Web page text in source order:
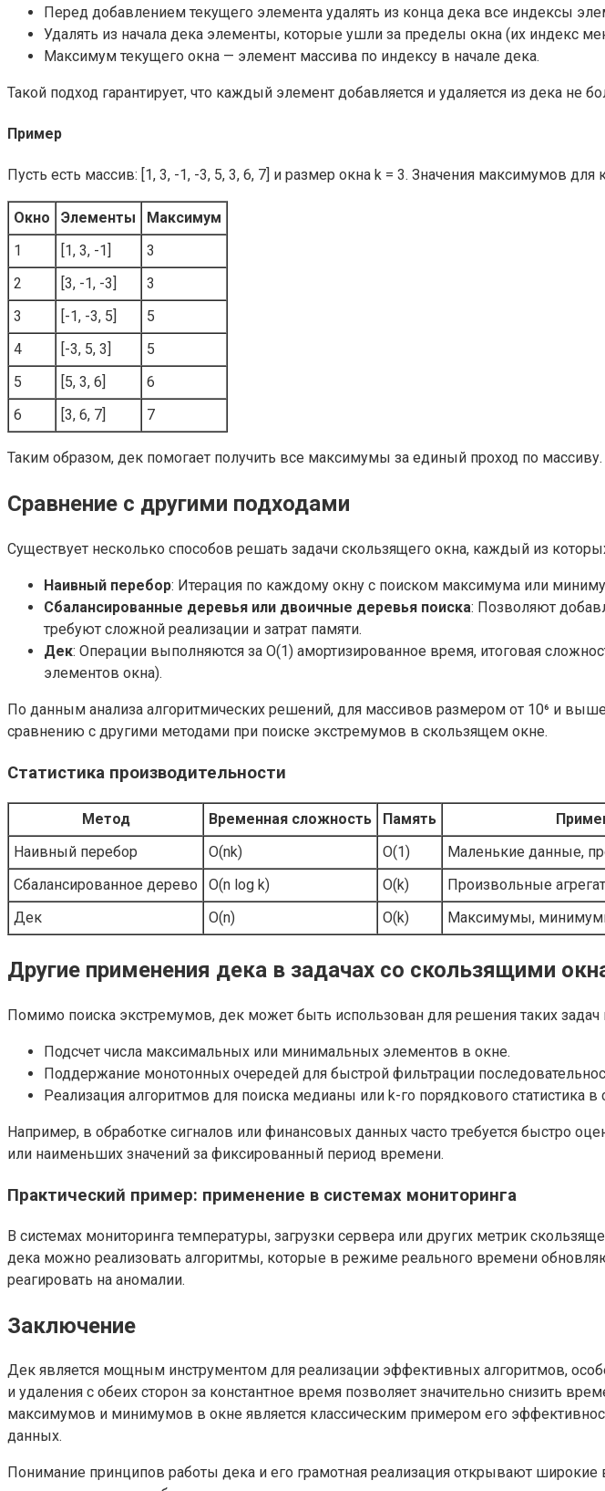
Перед добавлением текущего элемента удалять из конца дека все индексы
Удалять из начала дека элементы, которые ушли за пределы окна (их индекс
Максимум текущего окна — элемент массива по индексу в начале дека.
Такой подход гарантирует, что каждый элемент добавляется и удаляется из дека не
Пример
Пусть есть массив: [1, 3, -1, -3, 5, 3, 6, 7] и размер окна k = 3. Значения максимумов
Окно Элементы
Максимум
1
[1, 3, -1]
3
2
[3, -1, -3]
3
3
[-1, -3, 5]
5
4
[-3, 5, 3]
5
5
[5, 3, 6]
6
6
[3, 6, 7] 7
Таким образом, дек помогает получить все максимумы за единый проход по массиву.
Сравнение с другими подходами
Существует несколько способов решать задачи скользящего окна, каждый из
Наивный перебор: Итерация по каждому окну с поиском максимума или
Сбалансированные деревья или двоичные деревья поиска: Позволяют
требуют сложной реализации и затрат памяти.
Дек: Операции выполняются за O(1) амортизированное время, итоговая
элементов окна).
По данным анализа алгоритмических решений, для массивов размером от 10⁶ и
сравнению с другими методами при поиске экстремумов в скользящем окне.
Статистика производительности
Метод Временная сложность Память
Наивный перебор
O(nk) O(1)
Маленькие данные,
Сбалансированное дерево
O(n log k) O(k)
Произвольные
Дек
O(n) O(k) Максимумы,
Другие применения дека в задачах со скользящими
Помимо поиска экстремумов, дек может быть использован для решения таких задач
Подсчет числа максимальных или минимальных элементов в окне.
Поддержание монотонных очередей для быстрой фильтрации
Реализация алгоритмов для поиска медианы или k-го порядкового статистика
Например, в обработке сигналов или финансовых данных часто требуется быстро
или наименьших значений за фиксированный период времени.
Практический пример: применение в системах мониторинга
В системах мониторинга температуры, загрузки сервера или других метрик
дека можно реализовать алгоритмы, которые в режиме реального времени
реагировать на аномалии.
Заключение
Дек является мощным инструментом для реализации эффективных алгоритмов,
и удаления с обеих сторон за константное время позволяет значительно снизить
максимумов и минимумов в окне является классическим примером его
данных.
Понимание принципов работы дека и его грамотная реализация открывают